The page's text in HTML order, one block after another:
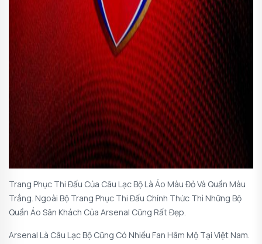
Trang Phục Thi Đấu Của Câu Lạc Bộ Là Áo Màu Đỏ Và Quần Màu
Trắng. Ngoài Bộ Trang Phục Thi Đấu Chính Thức Thì Những Bộ
Quần Áo Sân Khách Của Arsenal Cũng Rất Đẹp.
Arsenal Là Câu Lạc Bộ Cũng Có Nhiều Fan Hâm Mộ Tại Việt Nam.